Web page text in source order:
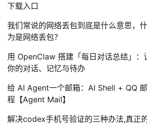
下载入口
我们常说的网络丢包到底是什么意思，
为是网络丢包？
用 OpenClaw 搭建「每日对话总结」：
你的对话、记忆与待办
给 AI Agent一个邮箱：AI Shell + QQ
程【Agent Mail】
解决codex手机号验证的三种办法,真正